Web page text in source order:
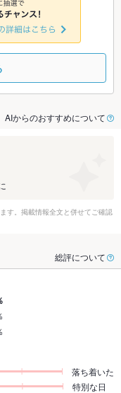
TEL
AIからのおすすめについて
す。掲載情報全文と併せてご確認
総評について
落ち着いた
特別な日